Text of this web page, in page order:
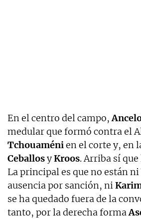
En el centro del campo,
medular que formó contra el
Tchouaménien el corte y, en
CeballosyKroos. Arriba sí
La principal es que no están ni
ausencia por sanción, ni
se ha quedado fuera de la
tanto, por la derecha forma